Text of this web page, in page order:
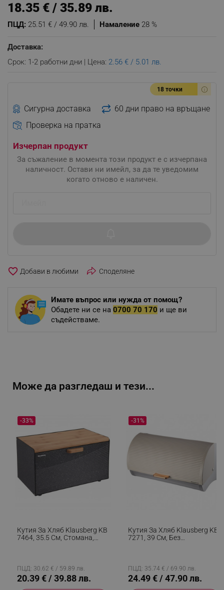
Намаление 28 %
ПЦД: 25.51 € / 49.90 лв.
18.35 € / 35.89 лв.
Доставка:
Срок: 1-2 работни дни | Цена: 2.56 € / 5.01 лв.
18 точки
Сигурна доставка
60 дни право на връщане
Проверка на пратка
Изчерпан продукт
За съжаление в момента този продукт е с изчерпана
наличност. Остави ни имейл, за да те уведомим
когато отново е наличен.
favorite_border Споделяне
Имате въпрос или нужда от помощ?
Обадете ни се на 0700 70 170 и ще ви
съдействаме.
Може да разгледаш и тези...
Кутия За Хляб Klausberg KB
7464, 35.5 См, Стомана,
-33%
ПЦД: 30.62 € / 59.89 лв.
20.39 € / 39.88 лв.
Кутия За Хляб Klausberg KB
7271, 39 См, Без
-31%
ПЦД: 35.74 € / 69.90 лв.
24.49 € / 47.90 лв.